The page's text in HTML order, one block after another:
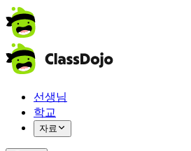
선생님
학교
자료